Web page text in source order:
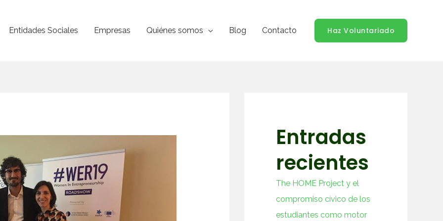
Entidades Sociales Empresas Quiénes somos Blog Contacto Haz Voluntariado
Entradas
recientes
The HOME Project y el
compromiso cívico de los
estudiantes como motor